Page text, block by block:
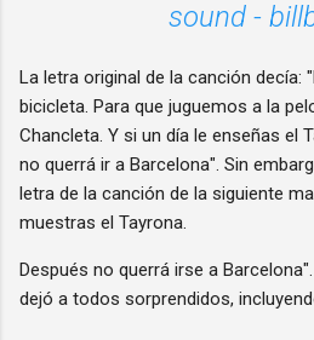
sound -
La letra original de la canción decía:
bicicleta. Para que juguemos a la
Chancleta. Y si un día le enseñas el
no querrá ir a Barcelona". Sin
letra de la canción de la siguiente
muestras el Tayrona.
Después no querrá irse a
dejó a todos sorprendidos,